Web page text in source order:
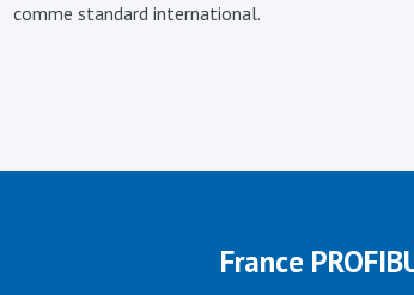
comme standard international.
France